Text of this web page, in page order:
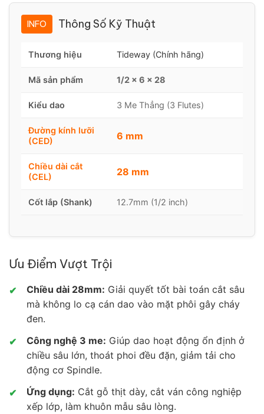
INFO Thông Số Kỹ Thuật
Thương hiệu Tideway (Chính hãng)
Mã sản phẩm 1/2 x 6 x 28
Kiểu dao 3 Me Thẳng (3 Flutes)
Đường kính lưỡi
(CED)
6 mm
Chiều dài cắt
(CEL)
28 mm
Cốt lắp (Shank) 12.7mm (1/2 inch)
Ưu Điểm Vượt Trội
✔ Chiều dài 28mm: Giải quyết tốt bài toán cắt sâu
mà không lo cạ cán dao vào mặt phôi gây cháy
đen.
✔
Công nghệ 3 me: Giúp dao hoạt động ổn định ở
chiều sâu lớn, thoát phoi đều đặn, giảm tải cho
động cơ Spindle.
✔
Ứng dụng: Cắt gỗ thịt dày, cắt ván công nghiệp
xếp lớp, làm khuôn mẫu sâu lòng.